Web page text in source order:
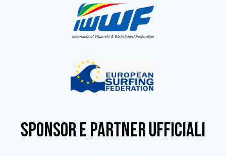
SPONSOR e partner ufficiali